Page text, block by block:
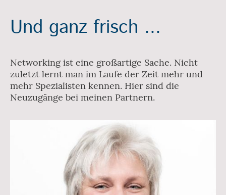
Und ganz frisch ...
Networking ist eine großartige Sache. Nicht
zuletzt lernt man im Laufe der Zeit mehr und
mehr Spezialisten kennen. Hier sind die
Neuzugänge bei meinen Partnern.